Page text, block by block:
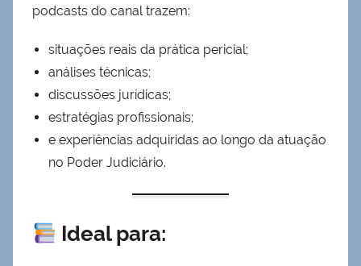
podcasts do canal trazem:
situações reais da prática pericial;
análises técnicas;
discussões jurídicas;
estratégias profissionais;
e experiências adquiridas ao longo da atuação
no Poder Judiciário.
Ideal para: